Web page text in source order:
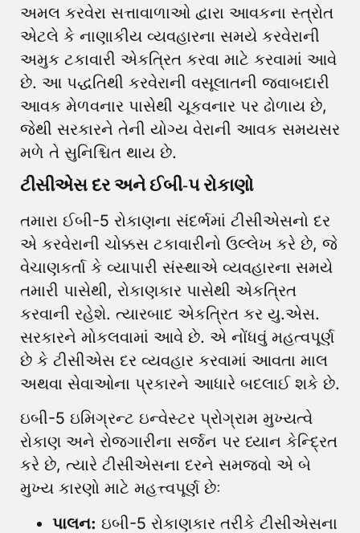
અમલ કરવેરા સત્તાવાળાઓ દ્વારા આવકના સ્ત્રોત
એટલે કે નાણાકીય વ્યવહારના સમયે કરવેરાની
અમુક ટકાવારી એકત્રિત કરવા માટે કરવામાં આવે
છે. આ પદ્ધતિથી કરવેરાની વસૂલાતની જવાબદારી
આવક મેળવનાર પાસેથી ચૂકવનાર પર ઢોળાય છે,
જેથી સરકારને તેની યોગ્ય વેરાની આવક સમયસર
મળે તે સુનિશ્ચિત થાય છે.
ટીસીએસ દર અને ઈબી-૫ રોકાણો
તમારા ઈબી-5 રોકાણના સંદર્ભમાં ટીસીએસનો દર
એ કરવેરાની ચોક્કસ ટકાવારીનો ઉલ્લેખ કરે છે, જે
વેચાણકર્તા કે વ્યાપારી સંસ્થાએ વ્યવહારના સમયે
તમારી પાસેથી, રોકાણકાર પાસેથી એકત્રિત
કરવાની રહેશે. ત્યારબાદ એકત્રિત કર યુ.એસ.
સરકારને મોકલવામાં આવે છે. એ નોંધવું મહત્વપૂર્ણ
છે કે ટીસીએસ દર વ્યવહાર કરવામાં આવતા માલ
અથવા સેવાઓના પ્રકારને આધારે બદલાઈ શકે છે.
ઇબી-5 ઇમિગ્રન્ટ ઇન્વેસ્ટર પ્રોગ્રામ મુખ્યત્વે
રોકાણ અને રોજગારીના સર્જન પર ધ્યાન કેન્દ્રિત
કરે છે, ત્યારે ટીસીએસના દરને સમજવો એ બે
મુખ્ય કારણો માટે મહત્ત્વપૂર્ણ છેઃ
પાલન: ઇબી-5 રોકાણકાર તરીકે ટીસીએસના